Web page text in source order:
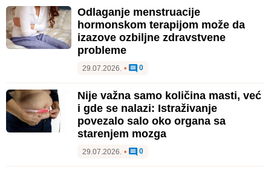
Odlaganje menstruacije
hormonskom terapijom može da
izazove ozbiljne zdravstvene
probleme
29.07.2026. • 0
Nije važna samo količina masti, već
i gde se nalazi: Istraživanje
povezalo salo oko organa sa
starenjem mozga
29.07.2026. • 0